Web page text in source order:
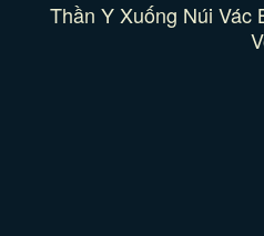
Thần Y Xuống Núi